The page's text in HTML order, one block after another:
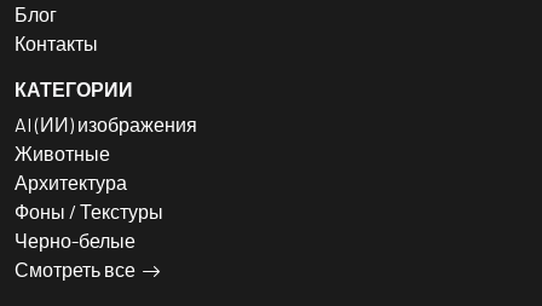
Блог
Контакты
КАТЕГОРИИ
AI (ИИ) изображения
Животные
Архитектура
Фоны / Текстуры
Черно-белые
Смотреть все